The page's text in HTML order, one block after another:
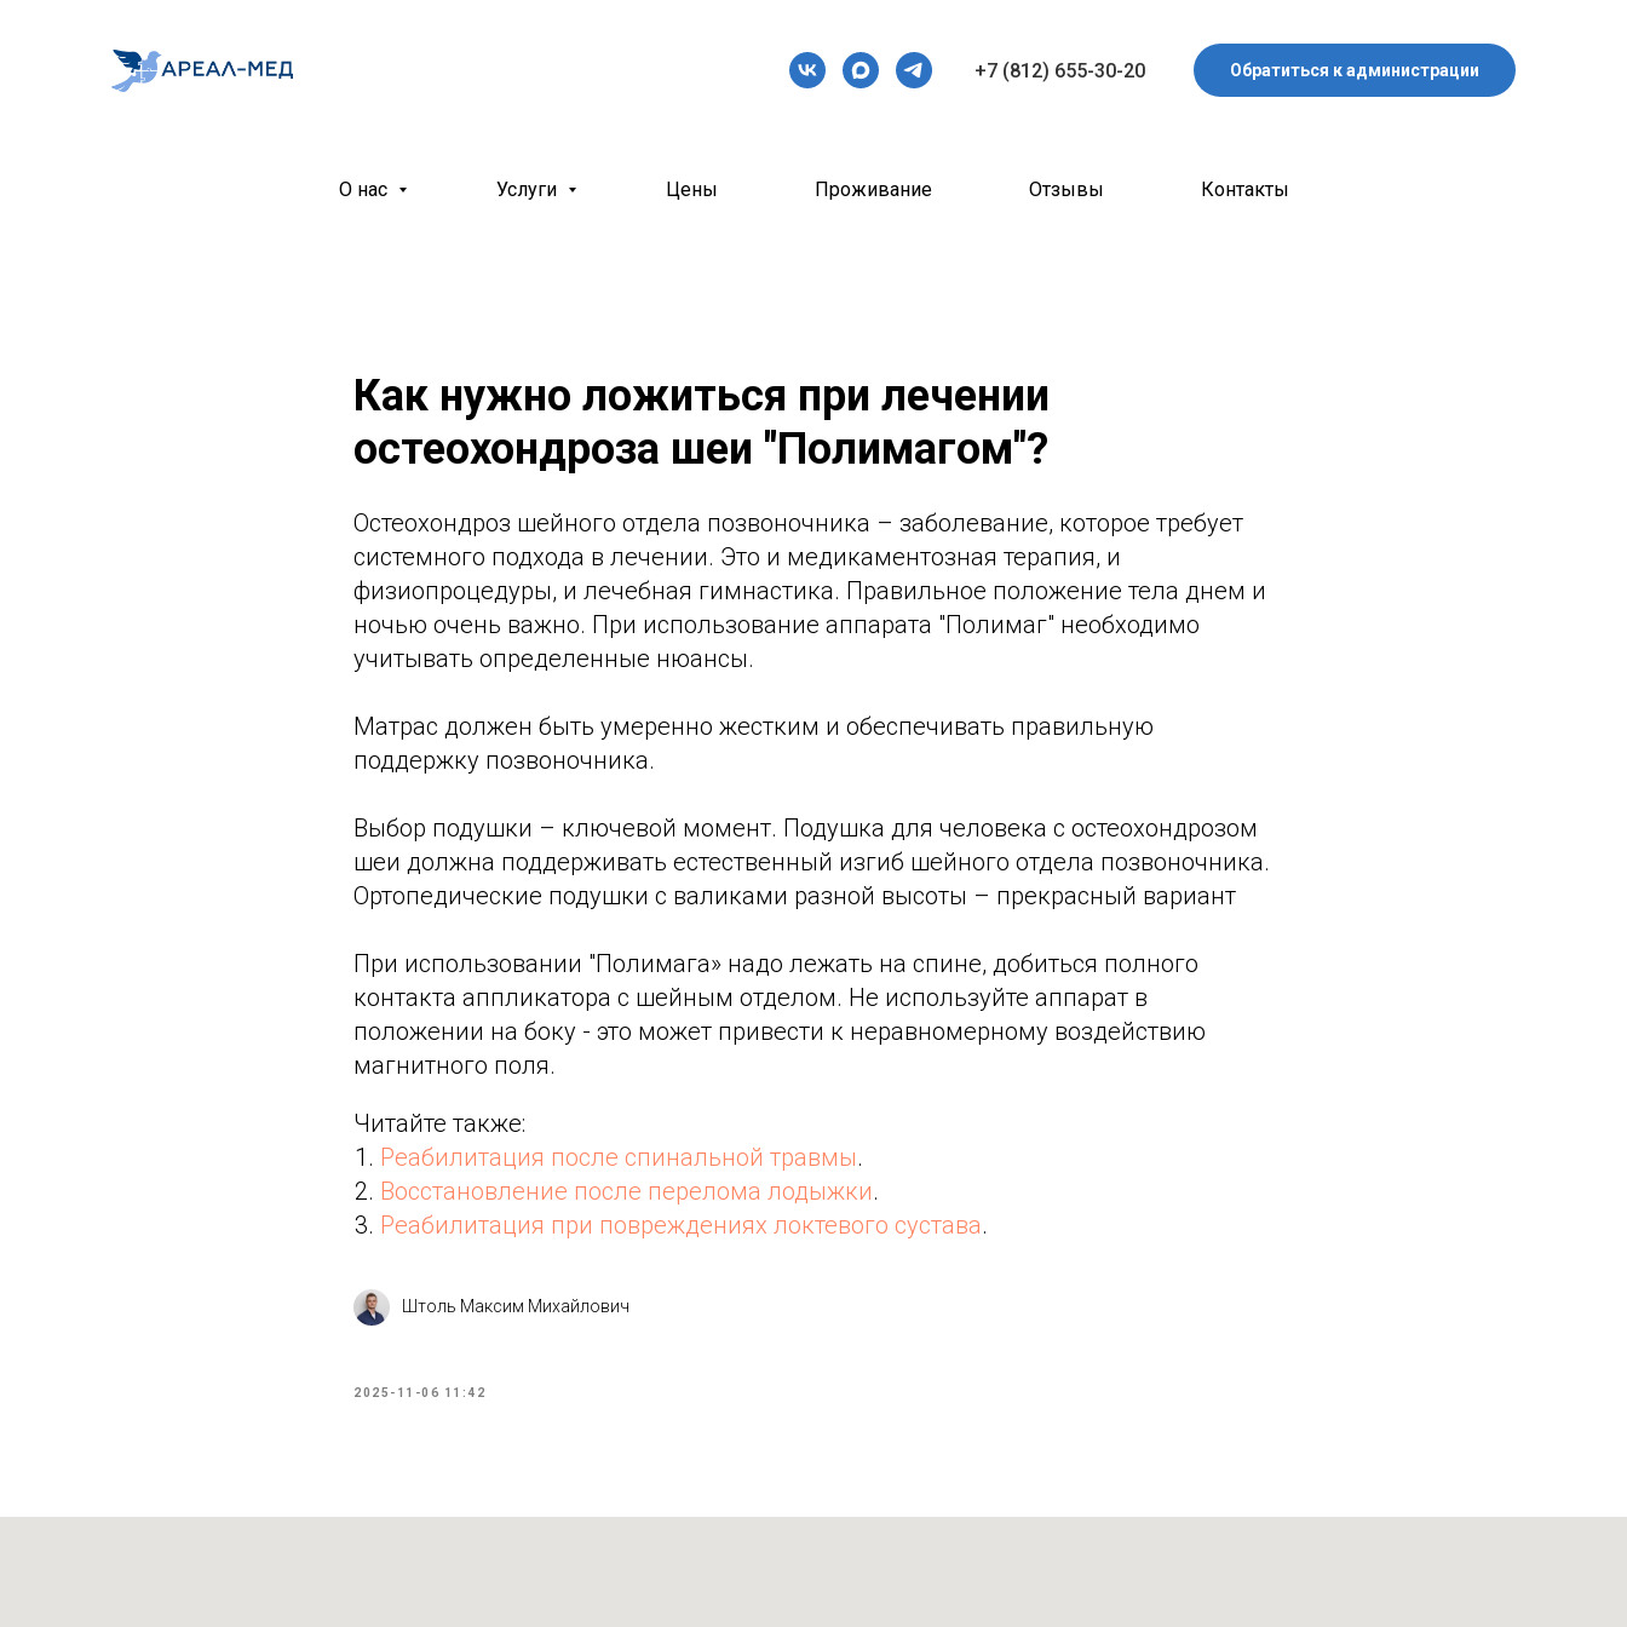
+7 (812) 655-30-20 Обратиться к администрации
О нас Услуги Цены Проживание Отзывы Контакты
Как нужно ложиться при лечении
остеохондроза шеи "Полимагом"?
Остеохондроз шейного отдела позвоночника – заболевание, которое требует
системного подхода в лечении. Это и медикаментозная терапия, и
физиопроцедуры, и лечебная гимнастика. Правильное положение тела днем и
ночью очень важно. При использование аппарата "Полимаг" необходимо
учитывать определенные нюансы.
Матрас должен быть умеренно жестким и обеспечивать правильную
поддержку позвоночника.
Выбор подушки – ключевой момент. Подушка для человека с остеохондрозом
шеи должна поддерживать естественный изгиб шейного отдела позвоночника.
Ортопедические подушки с валиками разной высоты – прекрасный вариант
При использовании "Полимага» надо лежать на спине, добиться полного
контакта аппликатора с шейным отделом. Не используйте аппарат в
положении на боку - это может привести к неравномерному воздействию
магнитного поля.
Читайте также:
Реабилитация после спинальной травмы.
Восстановление после перелома лодыжки.
Реабилитация при повреждениях локтевого сустава.
Штоль Максим Михайлович
2025-11-06 11:42